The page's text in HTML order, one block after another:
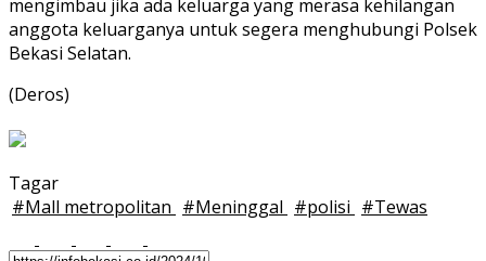
mengimbau jika ada keluarga yang merasa kehilangan
anggota keluarganya untuk segera menghubungi Polsek
Bekasi Selatan.
(Deros)
Tagar
#Mall metropolitan #Meninggal #polisi #Tewas